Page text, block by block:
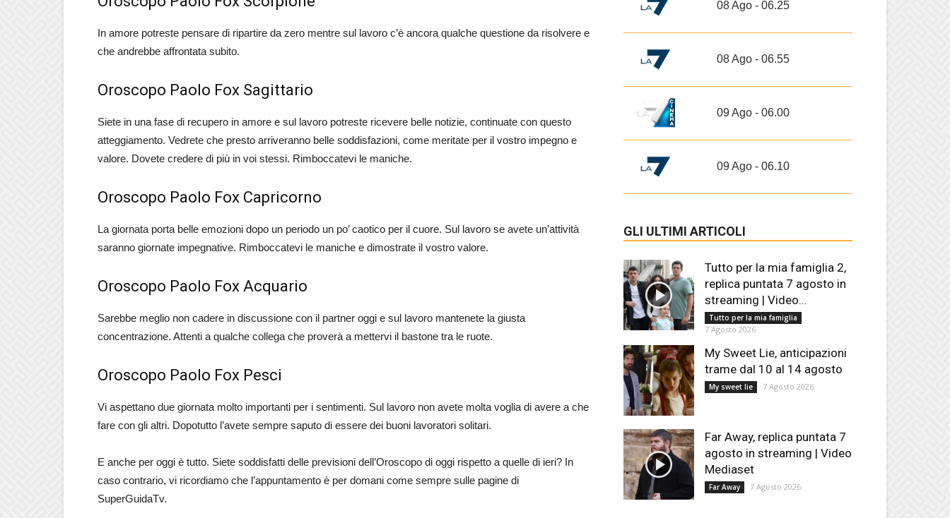
In amore potreste pensare di ripartire da zero mentre sul lavoro c’è ancora qualche questione da risolvere e
che andrebbe affrontata subito.
Oroscopo Paolo Fox Sagittario
Siete in una fase di recupero in amore e sul lavoro potreste ricevere belle notizie, continuate con questo
atteggiamento. Vedrete che presto arriveranno belle soddisfazioni, come meritate per il vostro impegno e
valore. Dovete credere di più in voi stessi. Rimboccatevi le maniche.
Oroscopo Paolo Fox Capricorno
La giornata porta belle emozioni dopo un periodo un po’ caotico per il cuore. Sul lavoro se avete un’attività
saranno giornate impegnative. Rimboccatevi le maniche e dimostrate il vostro valore.
Oroscopo Paolo Fox Acquario
Sarebbe meglio non cadere in discussione con il partner oggi e sul lavoro mantenete la giusta
concentrazione. Attenti a qualche collega che proverà a mettervi il bastone tra le ruote.
Oroscopo Paolo Fox Pesci
Vi aspettano due giornata molto importanti per i sentimenti. Sul lavoro non avete molta voglia di avere a che
fare con gli altri. Dopotutto l’avete sempre saputo di essere dei buoni lavoratori solitari.
E anche per oggi è tutto. Siete soddisfatti delle previsioni dell’Oroscopo di oggi rispetto a quelle di ieri? In
caso contrario, vi ricordiamo che l’appuntamento è per domani come sempre sulle pagine di
SuperGuidaTv.
08 Ago - 06.25
08 Ago - 06.55
09 Ago - 06.00
09 Ago - 06.10
GLI ULTIMI ARTICOLI
Tutto per la mia famiglia 2,
replica puntata 7 agosto in
streaming | Video...
Tutto per la mia famiglia
7 Agosto 2026
My Sweet Lie, anticipazioni
trame dal 10 al 14 agosto
My sweet lie 7 Agosto 2026
Far Away, replica puntata 7
agosto in streaming | Video
Mediaset
Far Away 7 Agosto 2026